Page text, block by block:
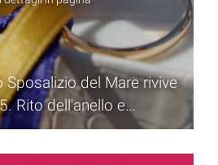
Sposalizio del Mare rivive
Rito dell'anello e